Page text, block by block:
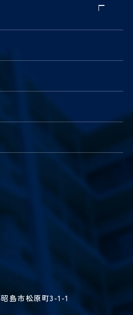
島市松原町3-1-1